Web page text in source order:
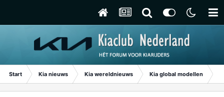
Start Kia nieuws Kia wereldnieuws Kia global modellen